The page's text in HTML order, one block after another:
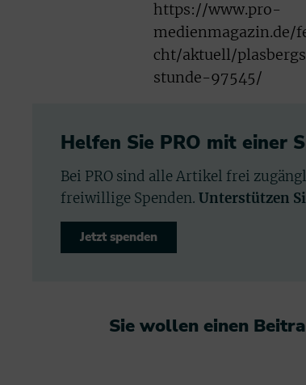
https://www.pro-
medienmagazin.de/
cht/aktuell/
stunde-97545/
Helfen Sie PRO mit einer
Bei PRO sind alle Artikel frei
freiwillige Spenden. Unterstützen
Jetzt spenden
Sie wollen einen